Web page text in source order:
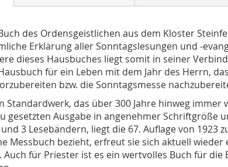
des Ordensgeistlichen aus dem Kloster
Erklärung aller Sonntagslesungen und -
dieses Hausbuches liegt somit in seiner
für ein Leben mit dem Jahr des Herrn,
bzw. die Sonntagsmesse
Standardwerk, das über 300 Jahre hinweg
gesetzten Ausgabe in angenehmer
3 Lesebändern, liegt die 67. Auflage von 1923
Messbuch bezieht, erfreut sie sich aktuell
Auch für Priester ist es ein wertvolles Buch für